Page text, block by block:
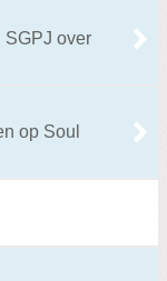
SGPJ over
op Soul